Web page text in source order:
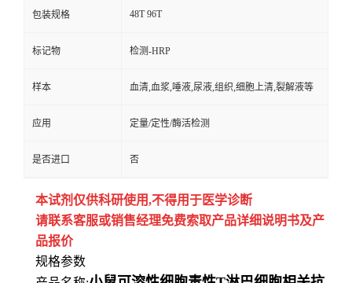
包装规格 48T 96T
标记物 检测-HRP
样本 血清,血浆,唾液,尿液,组织,细胞上清,裂解液等
应用 定量/定性/酶活检测
是否进口 否
本试剂仅供科研使用,不得用于医学诊断
请联系客服或销售经理免费索取产品详细说明书及产
品报价
规格参数